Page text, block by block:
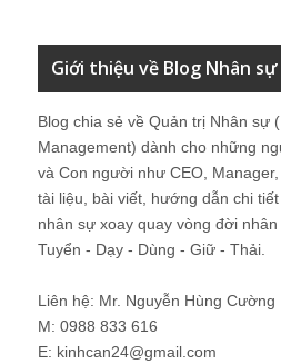
Giới thiệu về Blog Nhân sự
Blog chia sẻ về Quản trị Nhân sự
Management) dành cho những
và Con người như CEO,
tài liệu, bài viết, hướng dẫn chi
nhân sự xoay quay vòng đời
Tuyển - Dạy - Dùng - Giữ - Thải.
Liên hệ: Mr. Nguyễn Hùng Cường
M: 0988 833 616
E: kinhcan24@gmail.com